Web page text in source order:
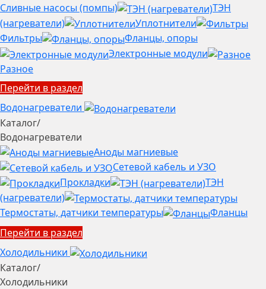
Сливные насосы (помпы)
ТЭН
(нагреватели)
Уплотнители
Фильтры
Фланцы, опоры
Электронные модули
Разное
Перейти в раздел
Водонагреватели
Каталог/
Водонагреватели
Аноды магниевые
Сетевой кабель и УЗО
Прокладки
ТЭН
(нагреватели)
Термостаты, датчики температуры
Фланцы
Перейти в раздел
Холодильники
Каталог/
Холодильники